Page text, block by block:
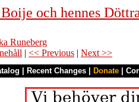
och hennes
Runeberg
| << Previous | Next >>
Recent Changes Donate